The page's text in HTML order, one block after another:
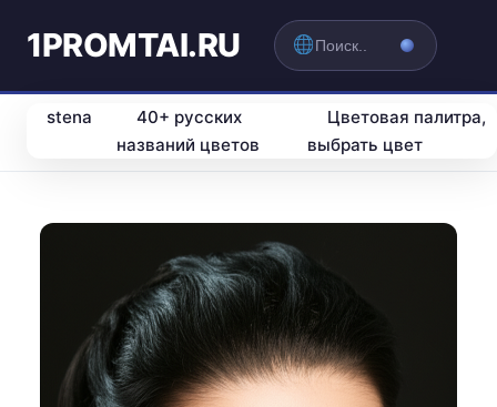
1PROMTAI.RU
stena
40+ русских
названий цветов
Цветовая палитра,
выбрать цвет